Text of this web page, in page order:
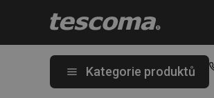
Kategorie produktů